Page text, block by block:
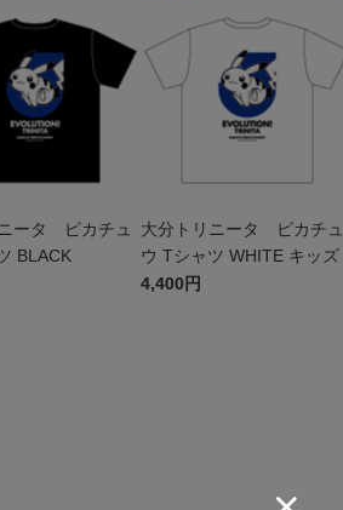
ータ ピカチュ
BLACK
大分トリニータ ピカチュ
ウ Tシャツ WHITE キッズ
4,400円